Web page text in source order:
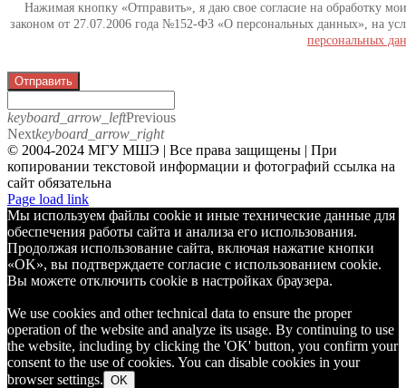
Нажимая кнопку «Отправить», я даю свое согласие на обработку
законом от 27.07.2006 года №152-ФЗ «О персональных данных», на
персональных
Отправить
keyboard_arrow_leftPrevious
Nextkeyboard_arrow_right
© 2004-2024 МГУ МШЭ | Все права защищены | При
копировании текстовой информации и фотографий ссылка на
сайт обязательна
Telegram
Page load link
Мы используем файлы cookie и иные технические данные для
обеспечения работы сайта и анализа его использования.
Продолжая использование сайта, включая нажатие кнопки
«OK», вы подтверждаете согласие с использованием cookie.
Вы можете отключить cookie в настройках браузера.
We use cookies and other technical data to ensure the proper
operation of the website and analyze its usage. By continuing to use
the website, including by clicking the 'OK' button, you confirm your
consent to the use of cookies. You can disable cookies in your
browser settings. OK